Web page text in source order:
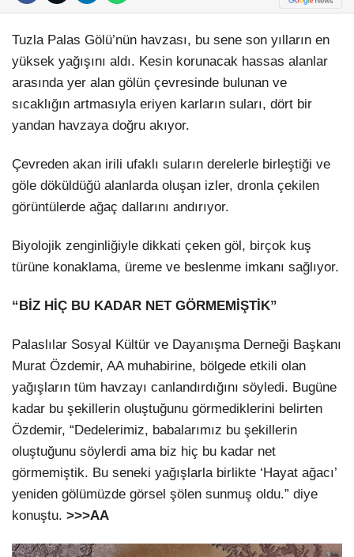
Tuzla Palas Gölü’nün havzası, bu sene son yılların en
yüksek yağışını aldı. Kesin korunacak hassas alanlar
arasında yer alan gölün çevresinde bulunan ve
sıcaklığın artmasıyla eriyen karların suları, dört bir
yandan havzaya doğru akıyor.
Çevreden akan irili ufaklı suların derelerle birleştiği ve
göle döküldüğü alanlarda oluşan izler, dronla çekilen
görüntülerde ağaç dallarını andırıyor.
Biyolojik zenginliğiyle dikkati çeken göl, birçok kuş
türüne konaklama, üreme ve beslenme imkanı sağlıyor.
“BİZ HİÇ BU KADAR NET GÖRMEMİŞTİK”
Palaslılar Sosyal Kültür ve Dayanışma Derneği Başkanı
Murat Özdemir, AA muhabirine, bölgede etkili olan
yağışların tüm havzayı canlandırdığını söyledi. Bugüne
kadar bu şekillerin oluştuğunu görmediklerini belirten
Özdemir, “Dedelerimiz, babalarımız bu şekillerin
oluştuğunu söylerdi ama biz hiç bu kadar net
görmemiştik. Bu seneki yağışlarla birlikte ‘Hayat ağacı’
yeniden gölümüzde görsel şölen sunmuş oldu.” diye
konuştu. >>>AA